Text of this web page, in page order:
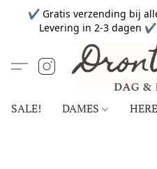
✔ Gratis verzending bij
Levering in 2-3 dagen
SALE! DAMES